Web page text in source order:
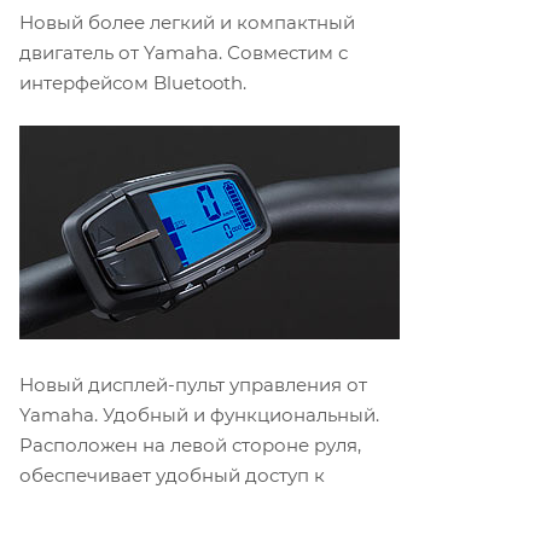
Новый более легкий и компактный
двигатель от Yamaha. Совместим с
интерфейсом Bluetooth.
Новый дисплей-пульт управления от
Yamaha. Удобный и функциональный.
Расположен на левой стороне руля,
обеспечивает удобный доступ к